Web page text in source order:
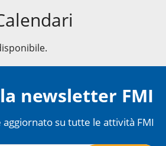
newsletter FMI
su tutte le attività FMI